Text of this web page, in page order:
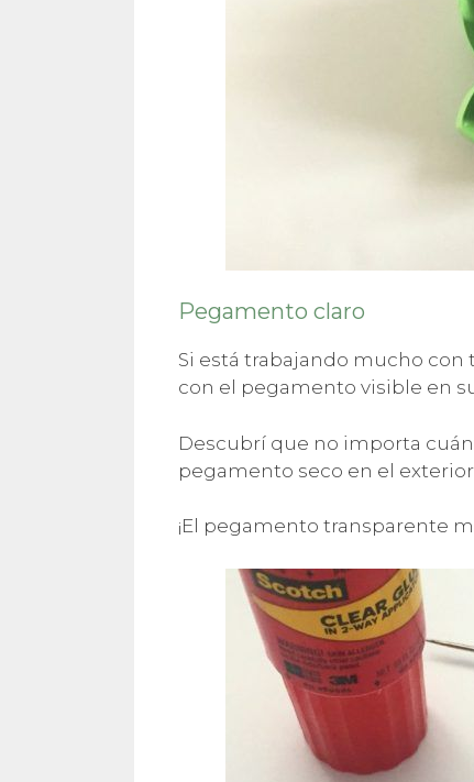
Pegamento claro
Si está trabajando mucho con
con el pegamento visible en
Descubrí que no importa
pegamento seco en el
¡El pegamento transparente